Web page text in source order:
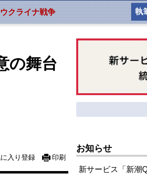
クライナ戦争 執
の舞台
入り登録 印刷
お知らせ
新サービス「新潮